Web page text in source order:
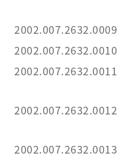
2002.007.2632.0009
2002.007.2632.0010
2002.007.2632.0011
2002.007.2632.0012
2002.007.2632.0013